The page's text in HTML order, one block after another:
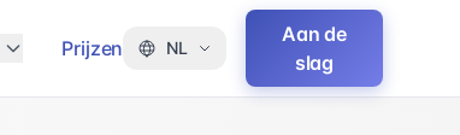
Prijzen NL
Aan de
slag